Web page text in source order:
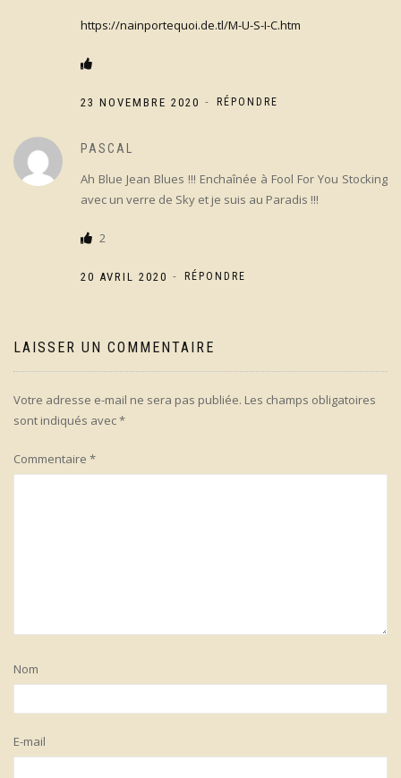
https://nainportequoi.de.tl/M-U-S-I-C.htm
23 NOVEMBRE 2020 - RÉPONDRE
PASCAL
Ah Blue Jean Blues !!! Enchaînée à Fool For You Stocking
avec un verre de Sky et je suis au Paradis !!!
2
20 AVRIL 2020 - RÉPONDRE
LAISSER UN COMMENTAIRE
Votre adresse e-mail ne sera pas publiée. Les champs obligatoires
sont indiqués avec*
Commentaire *
Nom
E-mail